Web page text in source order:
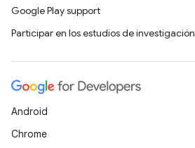
Google Play support
Participar en los estudios de investigación
Android
Chrome